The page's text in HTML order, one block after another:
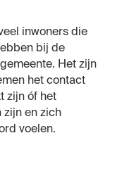
inwoners die
bij de
Het zijn
het contact
zijn óf het
zijn en zich
voelen.